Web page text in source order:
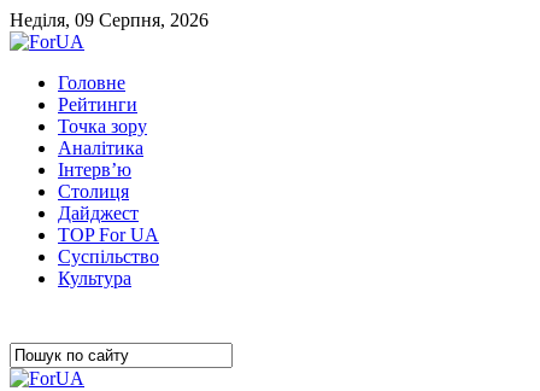
Неділя, 09 Серпня, 2026
Головне
Рейтинги
Точка зору
Аналітика
Інтерв’ю
Столиця
Дайджест
TOP For UA
Суспiльство
Культура